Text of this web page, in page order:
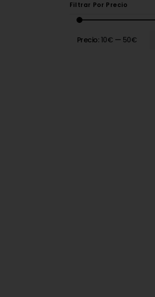
Filtrar Por Precio
Precio: 10€ — 50€